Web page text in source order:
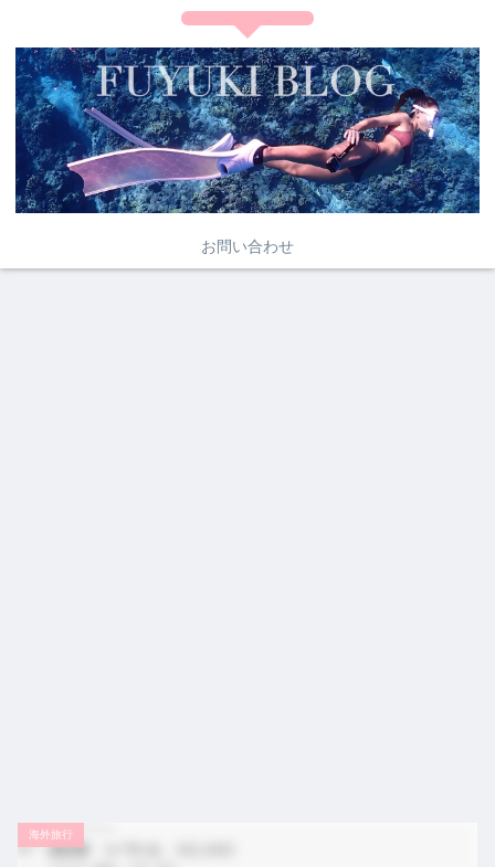
お問い合わせ
海外旅行